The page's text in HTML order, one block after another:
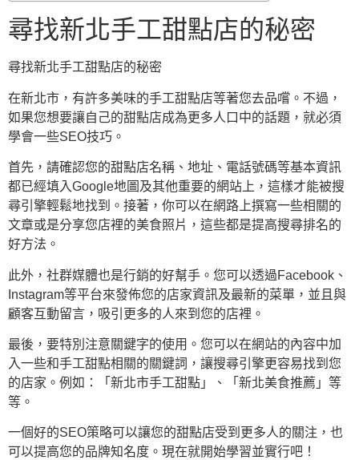
尋找新北手工甜點店的秘密
尋找新北手工甜點店的秘密
在新北市，有許多美味的手工甜點店等著您去品嚐。不過，
如果您想要讓自己的甜點店成為更多人口中的話題，就必須
學會一些SEO技巧。
首先，請確認您的甜點店名稱、地址、電話號碼等基本資訊
都已經填入Google地圖及其他重要的網站上，這樣才能被搜
尋引擎輕鬆地找到。接著，你可以在網路上撰寫一些相關的
文章或是分享您店裡的美食照片，這些都是提高搜尋排名的
好方法。
此外，社群媒體也是行銷的好幫手。您可以透過Facebook、
Instagram等平台來發佈您的店家資訊及最新的菜單，並且與
顧客互動留言，吸引更多的人來到您的店裡。
最後，要特別注意關鍵字的使用。您可以在網站的內容中加
入一些和手工甜點相關的關鍵詞，讓搜尋引擎更容易找到您
的店家。例如：「新北市手工甜點」、「新北美食推薦」等
等。
一個好的SEO策略可以讓您的甜點店受到更多人的關注，也
可以提高您的品牌知名度。現在就開始學習並實行吧！